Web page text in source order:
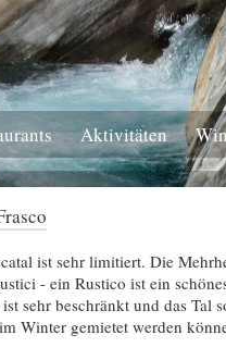
Aktivitäten
ist sehr limitiert. Die
- ein Rustico ist ein
sehr beschränkt und das Tal
Winter gemietet werden